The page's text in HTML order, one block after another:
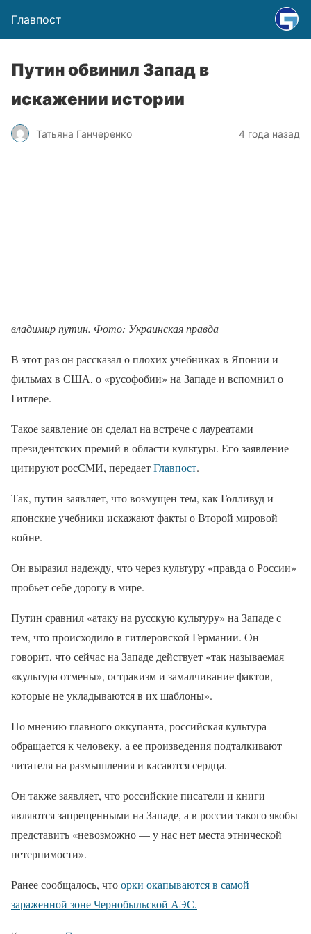
Главпост
Путин обвинил Запад в
искажении истории
Татьяна Ганчеренко 4 года назад
владимир путин. Фото: Украинская правда
В этот раз он рассказал о плохих учебниках в Японии и
фильмах в США, о «русофобии» на Западе и вспомнил о
Гитлере.
Такое заявление он сделал на встрече с лауреатами
президентских премий в области культуры. Его заявление
цитируют росСМИ, передаетГлавпост.
Так, путин заявляет, что возмущен тем, как Голливуд и
японские учебники искажают факты о Второй мировой
войне.
Он выразил надежду, что через культуру «правда о России»
пробьет себе дорогу в мире.
Путин сравнил «атаку на русскую культуру» на Западе с
тем, что происходило в гитлеровской Германии. Он
говорит, что сейчас на Западе действует «так называемая
«культура отмены», остракизм и замалчивание фактов,
которые не укладываются в их шаблоны».
По мнению главного оккупанта, российская культура
обращается к человеку, а ее произведения подталкивают
читателя на размышления и касаются сердца.
Он также заявляет, что российские писатели и книги
являются запрещенными на Западе, а в россии такого якобы
представить «невозможно — у нас нет места этнической
нетерпимости».
Ранее сообщалось, чтоорки окапываются в самой
зараженной зоне Чернобыльской АЭС.